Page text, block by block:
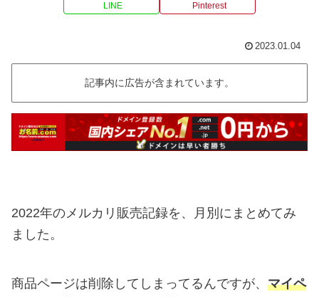
LINE Pinterest
2023.01.04
記事内に広告が含まれています。
2022年のメルカリ販売記録を、月別にまとめてみ
ました。
商品ページは削除してしまってるんですが、 マイペ